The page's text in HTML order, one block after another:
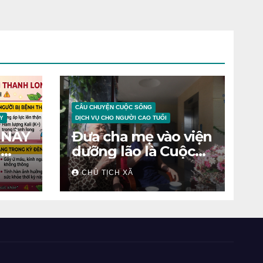
CÂU CHUYỆN CUỘC SỐNG
DỊCH VỤ CHO NGƯỜI CAO TUỔI
Đưa cha mẹ vào viện
dưỡng lão là Cuộc
chiến tâm lý
CHỦ TỊCH XÃ